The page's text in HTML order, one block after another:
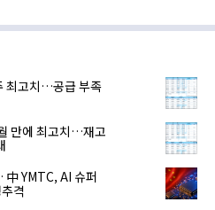
최고치…공급 부족
만에 최고치…재고
中 YMTC, AI 슈퍼
격